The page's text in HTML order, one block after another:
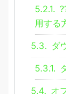
5.2.1.
用する
5.3. ダ
5.3.1.
5.4. オ